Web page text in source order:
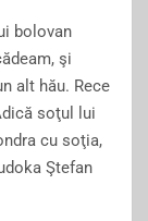
bolovan
şi
alt hău. Rece
soţul lui
cu soţia,
Ştefan